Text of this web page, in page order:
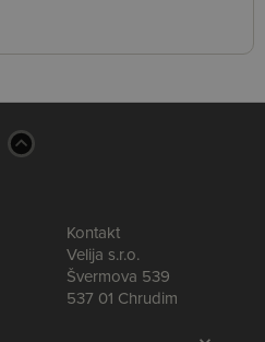
Kontakt
Velija s.r.o.
Švermova 539
537 01 Chrudim